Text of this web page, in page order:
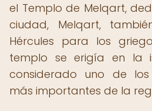
el Templo de Melqart,
ciudad, Melqart,
Hércules para los
templo se erigía en la
considerado uno de los
más importantes de la